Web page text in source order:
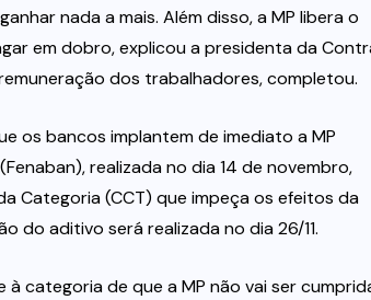
nada a mais. Além disso, a MP libera o
em dobro, explicou a presidenta da
dos trabalhadores, completou.
os bancos implantem de imediato a MP
realizada no dia 14 de novembro,
Categoria (CCT) que impeça os efeitos da
do aditivo será realizada no dia 26/11.
categoria de que a MP não vai ser